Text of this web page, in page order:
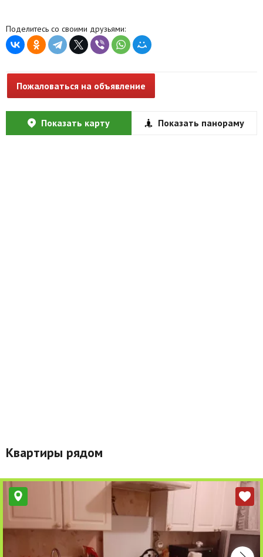
Поделитесь со своими друзьями:
Пожаловаться на объявление
Показать карту Показать панораму
Квартиры рядом